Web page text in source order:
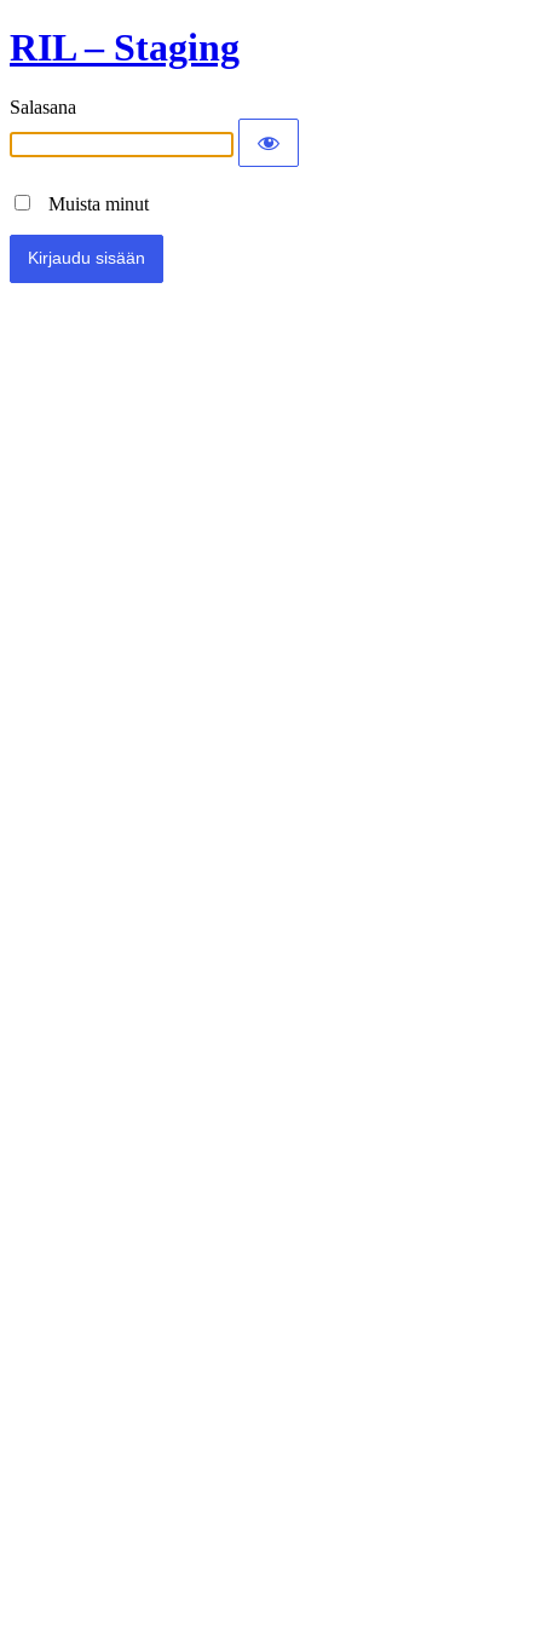
RIL – Staging
Salasana
Muista minut